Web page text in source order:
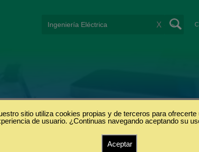
X
sitio utiliza cookies propias y de terceros para ofrecerte
de usuario. ¿Continuas navegando aceptando su
Aceptar